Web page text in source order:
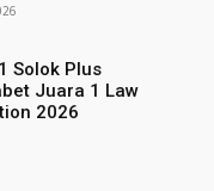
Solok Plus
Juara 1 Law
2026